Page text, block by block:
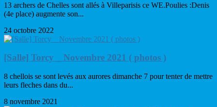
13 archers de Chelles sont allés à Villeparisis ce WE.Poulies :Denis
(4e place) augmente son...
24 octobre 2022
[Salle] Torcy _ Novembre 2021 ( photos )
8 chellois se sont levés aux aurores dimanche 7 pour tenter de mettre
leurs fleches dans du...
8 novembre 2021